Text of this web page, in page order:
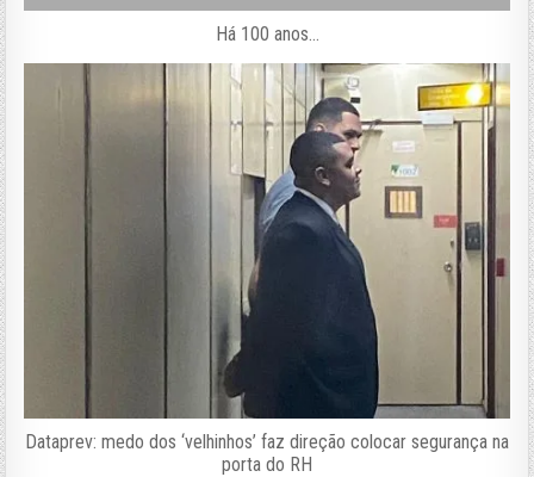
Há 100 anos…
Dataprev: medo dos ‘velhinhos’ faz direção colocar segurança na
porta do RH